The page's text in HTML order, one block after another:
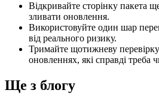
Відкривайте сторінку пакета
зливати оновлення.
Використовуйте один шар
від реального ризику.
Тримайте щотижневу
оновленнях, які справді треба
Ще з блогу